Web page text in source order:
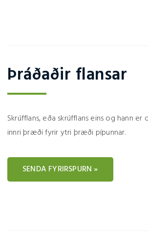
Þráðaðir flansar
Skrúfflans, eða skrúfflans eins og hann er
innri þræði fyrir ytri þræði pípunnar.
SENDA FYRIRSPURN »